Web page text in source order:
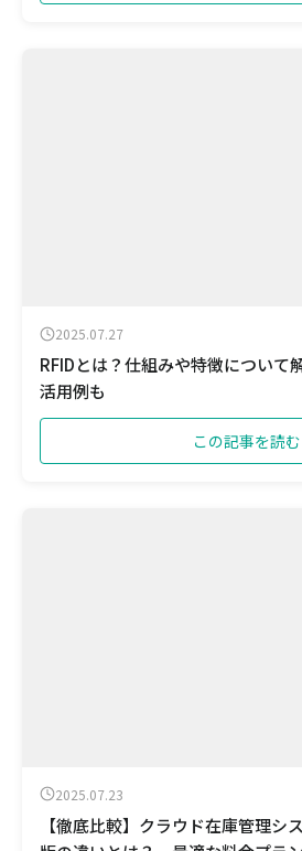
2025.07.27
RFIDとは？仕組みや特徴について
活用例も
この記事を読む
2025.07.23
【徹底比較】クラウド在庫管理シ